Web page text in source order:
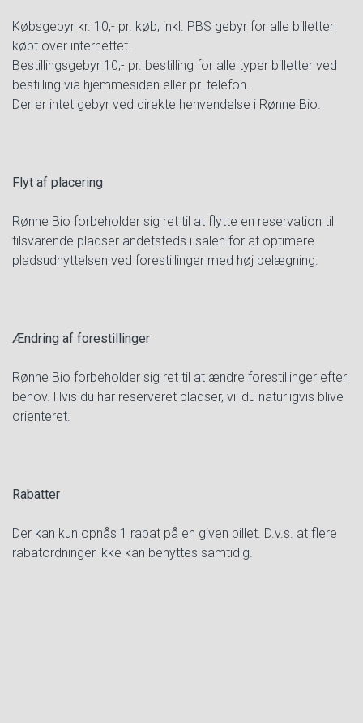
Købsgebyr kr. 10,- pr. køb, inkl. PBS gebyr for alle billetter
købt over internettet.
Bestillingsgebyr 10,- pr. bestilling for alle typer billetter ved
bestilling via hjemmesiden eller pr. telefon.
Der er intet gebyr ved direkte henvendelse i Rønne Bio.
Flyt af placering
Rønne Bio forbeholder sig ret til at flytte en reservation til
tilsvarende pladser andetsteds i salen for at optimere
pladsudnyttelsen ved forestillinger med høj belægning.
Ændring af forestillinger
Rønne Bio forbeholder sig ret til at ændre forestillinger efter
behov. Hvis du har reserveret pladser, vil du naturligvis blive
orienteret.
Rabatter
Der kan kun opnås 1 rabat på en given billet. D.v.s. at flere
rabatordninger ikke kan benyttes samtidig.